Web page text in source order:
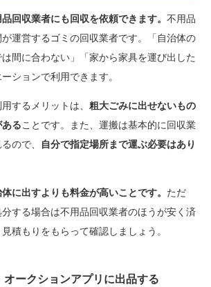
回収業者にも回収を依頼できます。 不用品
運営するゴミの回収業者です。「自治体の
間に合わない」「家から家具を運び出した
ションで利用できます。
するメリットは、 粗大ごみに出せないもの
ることです。また、運搬は基本的に回収業
ので、
自分で指定場所まで運ぶ必要はあり
体に出すよりも料金が高いことです。 ただ
する場合は不用品回収業者のほうが安く済
積もりをもらって確認しましょう。
オークションアプリに出品する